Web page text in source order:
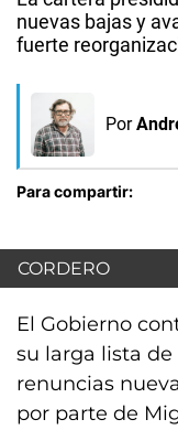
nuevas bajas y
fuerte
Por
Para compartir:
CORDERO
El Gobierno
su larga lista de
renuncias
por parte de